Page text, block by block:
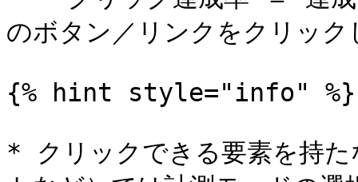
のボタン／リンクをクリック
{% hint style="info" %}
* クリックできる要素を持た